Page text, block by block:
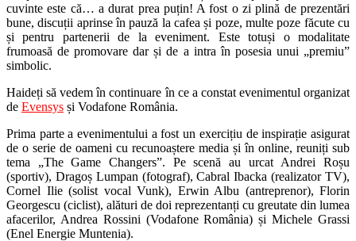
cuvinte este că… a durat prea puțin! A fost o zi plină de prezentări
bune, discuții aprinse în pauză la cafea și poze, multe poze făcute cu
și pentru partenerii de la eveniment. Este totuși o modalitate
frumoasă de promovare dar și de a intra în posesia unui „premiu”
simbolic.
Haideți să vedem în continuare în ce a constat evenimentul organizat
de Evensys și Vodafone România.
Prima parte a evenimentului a fost un exercițiu de inspirație asigurat
de o serie de oameni cu recunoaștere media și în online, reuniți sub
tema „The Game Changers”. Pe scenă au urcat Andrei Roșu
(sportiv), Dragoș Lumpan (fotograf), Cabral Ibacka (realizator TV),
Cornel Ilie (solist vocal Vunk), Erwin Albu (antreprenor), Florin
Georgescu (ciclist), alături de doi reprezentanți cu greutate din lumea
afacerilor, Andrea Rossini (Vodafone România) și Michele Grassi
(Enel Energie Muntenia).